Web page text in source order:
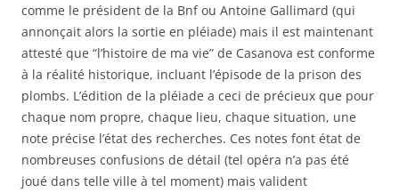
comme le président de la Bnf ou Antoine Gallimard (qui
annonçait alors la sortie en pléiade) mais il est maintenant
attesté que “l’histoire de ma vie” de Casanova est conforme
à la réalité historique, incluant l’épisode de la prison des
plombs. L’édition de la pléiade a ceci de précieux que pour
chaque nom propre, chaque lieu, chaque situation, une
note précise l’état des recherches. Ces notes font état de
nombreuses confusions de détail (tel opéra n’a pas été
joué dans telle ville à tel moment) mais valident